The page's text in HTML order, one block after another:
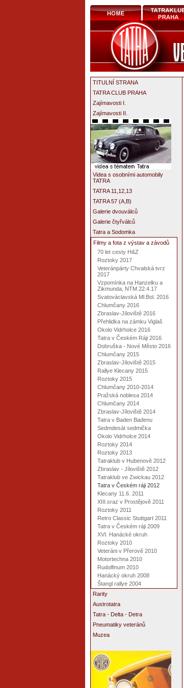
TITULNÍ STRANA
TATRA CLUB PRAHA
Zajímavosti I.
Zajímavosti II.
Videa s osobními automobily
TATRA
TATRA 11,12,13
TATRA 57 (A,B)
Galerie dvouválců
Galerie čtyřválců
Tatra a Sodomka
Filmy a fota z výstav a závodů
70 let cesty H&Z
Roztoky 2017
Veteránpárty Chvalská tvrz
2017
Vzpomínka na Hanzelku a
Zikmunda, NTM 22.4.17
Svatováclavská Ml.Bol. 2016
Chlumčany 2016
Zbraslav-Jíloviště 2016
Přehlidka na zámku Viglaš
Okolo Vidrholce 2016
Tatra v Českém Ráji 2016
Dobruška - Nové Město 2016
Chlumčany 2015
Zbraslav-Jíloviště 2015
Rallye Klecany 2015
Roztoky 2015
Chlumčany 2010-2014
Pražská noblesa 2014
Chlumčany 2014
Zbraslav-Jíloviště 2014
Tatra v Baden Badenu
Sedmdesát sedmička
Okolo Vidrholce 2014
Roztoky 2014
Roztoky 2013
Tatraklub v Hubenově 2012
Zbraslav - Jíloviště 2012
Tatraklub ve Zwickau 2012
Tatra v Českém ráji 2012
Klecany 11.6. 2011
XIII.sraz v Prostějově 2011
Roztoky 2011
Retro Classic Stuttgart 2011
Tatra v Českém ráji 2009
XVI. Hanácké okruh
Roztoky 2010
Veteráni v Přerově 2010
Motortechna 2010
Rudolfinum 2010
Hanácký okruh 2008
Štangl rallye 2004
Rarity
Austrotatra
Tatra - Delta - Detra
Pneumatiky veteránů
Muzea